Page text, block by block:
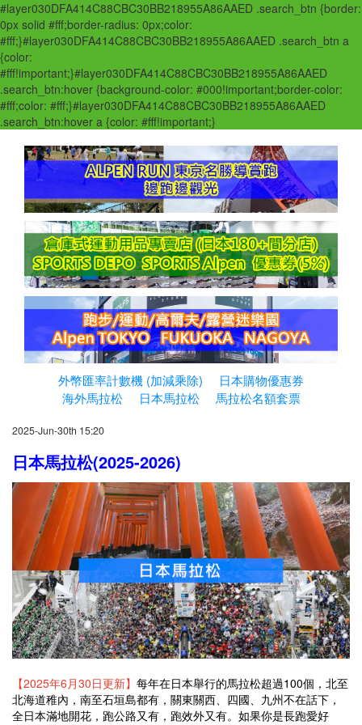
#layer030DFA414C88CBC30BB218955A86AAED .search_btn {border:
0px solid #fff;border-radius: 0px;color:
#fff;}#layer030DFA414C88CBC30BB218955A86AAED .search_btn a
{color:
#fff!important;}#layer030DFA414C88CBC30BB218955A86AAED
.search_btn:hover {background-color: #000!important;border-color:
#fff;color: #fff;}#layer030DFA414C88CBC30BB218955A86AAED
.search_btn:hover a {color: #fff!important;}
外幣匯率計數機 (加減乘除)
日本購物優惠券
海外馬拉松
日本馬拉松 馬拉松名額套票
2025-Jun-30th 15:20
日本馬拉松(2025-2026)
【2025年6月30日更新】 每年在日本舉行的馬拉松超過100個，北至
北海道稚內，南至石垣島都有，關東關西、四國、九州不在話下，
全日本滿地開花，跑公路又有，跑效外又有。如果你是長跑愛好